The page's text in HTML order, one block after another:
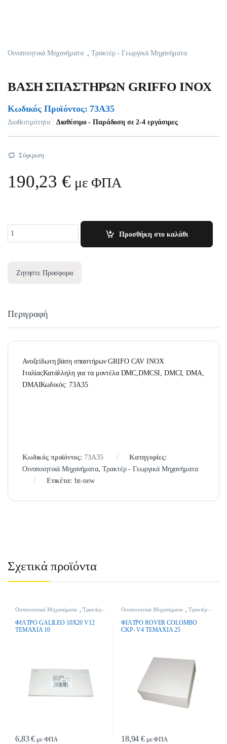
Οινοποιητικά Μηχανήματα Τρακτέρ - Γεωργικά Μηχανήματα
BAΣH ΣΠAΣTHPΩN GRIFFO INOX
Κωδικός Προϊόντος: 73A35
Διαθεσιμότητα : Διαθέσιμο - Παράδοση σε 2-4 εργάσιμες
Σύγκριση
190,23€ με ΦΠΑ
Προσθήκη στο καλάθι
Ζητηστε Προσφορα
Περιγραφή
Ανοξείδωτη βάση σπαστήρων GRIFO CAV INOX
ΙταλίαςΚατάλληλη για τα μοντέλα DMC,DMCSI, DMCI, DMA,
DMAIΚωδικός: 73A35
Κωδικός προϊόντος: 73A35
Κατηγορίες:
Οινοποιητικά Μηχανήματα, Τρακτέρ - Γεωργικά Μηχανήματα
Ετικέτα: bz-new
Σχετικά προϊόντα
Οινοποιητικά Μηχανήματα ,Τρακτέρ -
ΦIΛTPO GALILEO 10X20 V12
TEMAXIA 10
6,83€ με ΦΠΑ
Οινοποιητικά Μηχανήματα ,Τρακτέρ -
ΦIΛTPO ROVER COLOMBO
CKP- V4 TEMAXIA 25
18,94€ με ΦΠΑ